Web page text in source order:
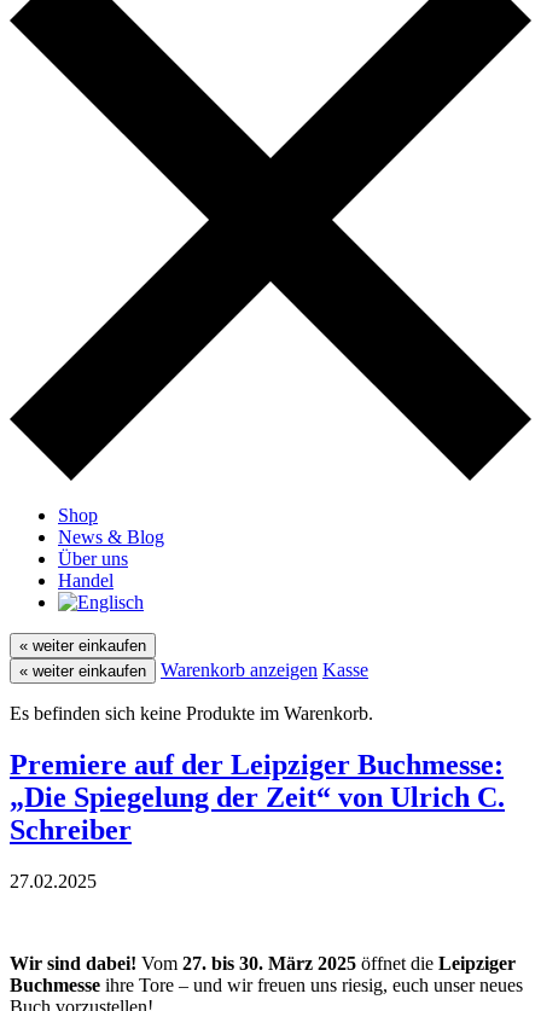
Shop
News & Blog
Über uns
Handel
« weiter einkaufen
« weiter einkaufen
Warenkorb anzeigen Kasse
Es befinden sich keine Produkte im Warenkorb.
Premiere auf der Leipziger Buchmesse:
„Die Spiegelung der Zeit“ von Ulrich C.
Schreiber
27.02.2025
Wir sind dabei! Vom 27. bis 30. März 2025 öffnet die Leipziger
Buchmesse ihre Tore – und wir freuen uns riesig, euch unser neues
Buch vorzustellen!